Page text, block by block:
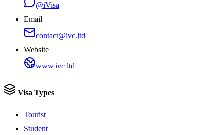
@iVisa
Email
contact@ivc.ltd
Website
www.ivc.ltd
Visa Types
Tourist
Student